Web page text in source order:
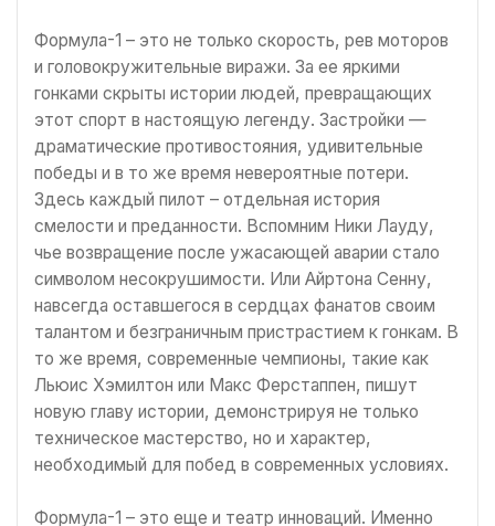
Формула-1 – это не только скорость, рев моторов
и головокружительные виражи. За ее яркими
гонками скрыты истории людей, превращающих
этот спорт в настоящую легенду. Застройки —
драматические противостояния, удивительные
победы и в то же время невероятные потери.
Здесь каждый пилот – отдельная история
смелости и преданности. Вспомним Ники Лауду,
чье возвращение после ужасающей аварии стало
символом несокрушимости. Или Айртона Сенну,
навсегда оставшегося в сердцах фанатов своим
талантом и безграничным пристрастием к гонкам. В
то же время, современные чемпионы, такие как
Льюис Хэмилтон или Макс Ферстаппен, пишут
новую главу истории, демонстрируя не только
техническое мастерство, но и характер,
необходимый для побед в современных условиях.
Формула-1 – это еще и театр инноваций. Именно